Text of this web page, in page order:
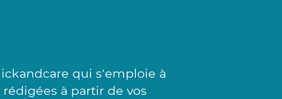
qui s'emploie à
à partir de vos